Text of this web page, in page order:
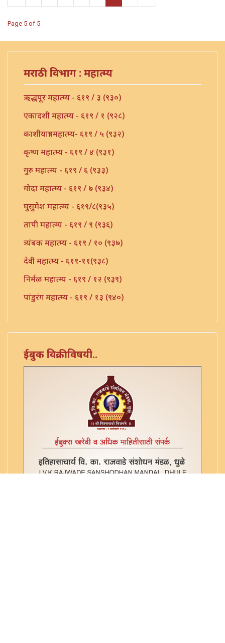
Page 5 of 5
मराठी विभाग : महात्म्य
ऋद्धपूर महात्म्य - ६१९ / ३ (९३०)
एकादशी महात्म्य - ६१९ / १ (९२८)
काशीयात्रा महात्म्य- ६१९ / ५ (९३२)
कृष्ण महात्म्य - ६१९ / ४ (९३१)
गुरु महात्म्य - ६१९ / ६ (९३३)
गोदा महात्म्य - ६१९ / ७ (९३४)
घुसुमेश महात्म्य - ६१९/८(९३५)
तापी महात्म्य - ६१९ / ९ (९३६)
त्र्यंबक महात्म्य - ६१९ / १० (९३७)
देवी महात्म्य - ६१९-११(९३८)
निर्मळ महात्म्य - ६१९ / १२ (९३९)
पांडुरंग महात्म्य - ६१९ / १३ (९४०)
पांडुरंग महात्म्य - ६१९ / १६(९४३)
पांडूरंग महात्म्य - ६१९ / १४ (९४१)
पांडूरंग महात्म्य - ६१९ / १७ (९४४)
मल्हारी महात्म्य - ६१९ / १८ (९४५)
मुखमासित ब्राम्हण महात्म्य - ६१९ / १९ (९४६)
विश्वकर्मा महात्म्य - ६१९ / २० (९४७)
व्यंकटेश महात्म्य - ६१९ / २१ (९४८)
शनि महात्म्य - १
ईबुक विक्रीविषयी..